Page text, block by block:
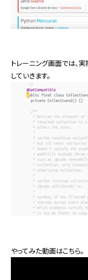
トレーニング画面では、
していきます。
やってみた動画はこちら。